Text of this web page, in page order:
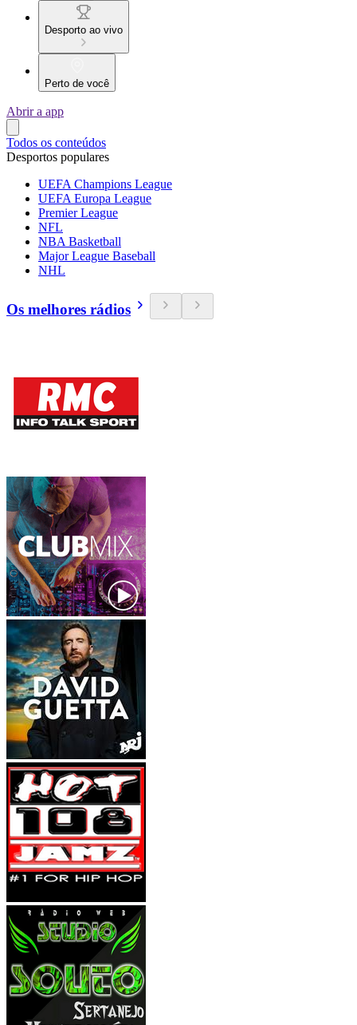
Desporto ao vivo
Perto de você
Abrir a app
Todos os conteúdos
Desportos populares
UEFA Champions League
UEFA Europa League
Premier League
NFL
NBA Basketball
Major League Baseball
NHL
Os melhores rádios